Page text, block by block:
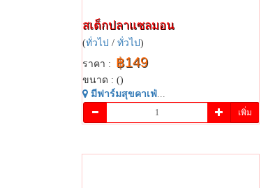
สเต็ก​ปลา​แซลมอน​
(ทั่วไป / ทั่วไป)
ราคา : ฿149
ขนาด : ()
มี​ฟาร์​มสุข​คาเฟ่​ ...
เพิ่ม